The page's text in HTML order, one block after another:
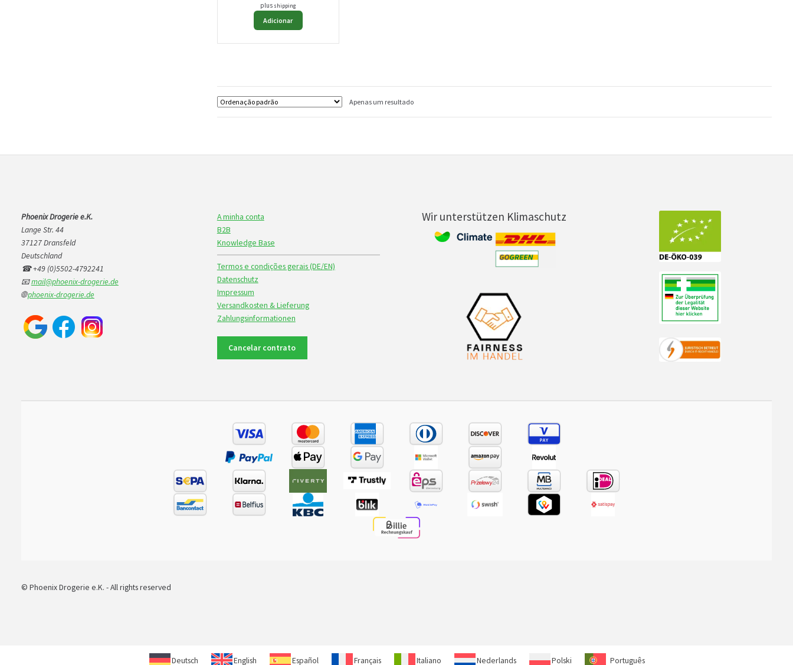
plus shipping
Adicionar
Apenas um resultado
Phoenix Drogerie e.K.
Lange Str. 44
37127 Dransfeld
Deutschland
☎ +49 (0)5502-4792241
📧mail@phoenix-drogerie.de
🌐phoenix-drogerie.de
A minha conta
B2B
Knowledge Base
Termos e condições gerais (DE/EN)
Datenschutz
Impressum
Versandkosten & Lieferung
Zahlungsinformationen
Cancelar contrato
Wir unterstützen Klimaschutz
© Phoenix Drogerie e.K. - All rights reserved
Deutsch English Español Français Italiano Nederlands Polski Português